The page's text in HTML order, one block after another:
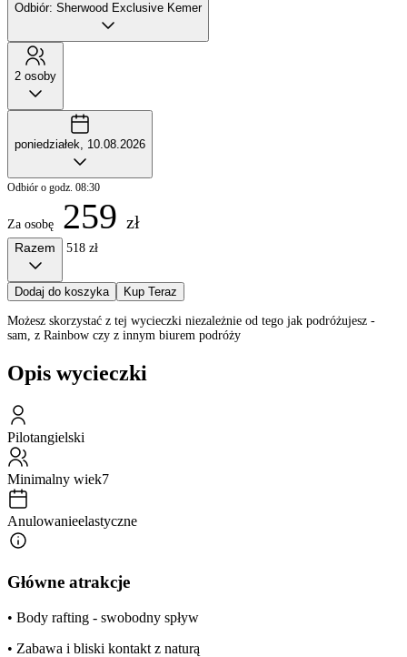
Odbiór: Sherwood Exclusive Kemer
2 osoby
poniedziałek, 10.08.2026
Odbiór o godz. 08:30
Za osobę 259 zł
Razem 518 zł
Dodaj do koszyka Kup Teraz
Możesz skorzystać z tej wycieczki niezależnie od tego jak podróżujesz -
sam, z Rainbow czy z innym biurem podróży
Opis wycieczki
Pilotangielski
Minimalny wiek7
Anulowanieelastyczne
Główne atrakcje
• Body rafting - swobodny spływ
• Zabawa i bliski kontakt z naturą